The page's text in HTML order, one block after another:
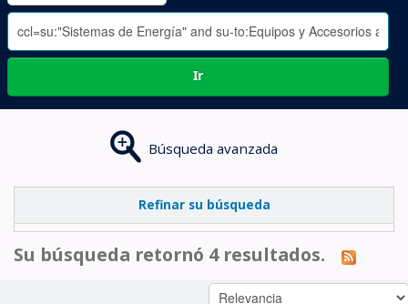
-
Ir
Búsqueda avanzada
Refinar su búsqueda
Su búsqueda retornó 4 resultados.